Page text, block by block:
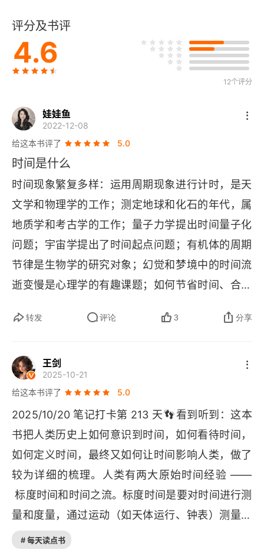
二、本源性的标度时间：“时”
三、对时间之流泰然任之
第三章 希腊传统：测度时间与循环时间观
一、淡薄的历史感
二、循环时间观
三、时间被消除或降格：爱利亚学派与柏拉图
四、时间是运动的数：亚里士多德
一、强烈的历史意识
二、线性时间观反对循环时间观
第五章 技术时代：测度时间与线性时间观
一、钟表：技术时代的象征
三、时间的暴政
第六章 近代科学与物理时间的测度化
一、运动的数学化与测度时间的数学化
二、牛顿绝对时间观的起源
评分及书评
4.6
12个评分
娃娃鱼
2022-12-08
给这本书评了
5.0
时间是什么
时间现象繁复多样：运用周期现象进行计时，是天
文学和物理学的工作；测定地球和化石的年代，属
地质学和考古学的工作；量子力学提出时间量子化
问题；宇宙学提出了时间起点问题；有机体的周期
节律是生物学的研究对象；幻觉和梦境中的时间流
逝变慢是心理学的有趣课题；如何节省时间、合理
协调对这些时间现象所进行的科学研究，提出了一
理论”。他认为，正像今天整个宇宙物质是由大爆炸
体，已有无方向的时间系列；4．生物时间
转发 评论 3 分享
王剑
2025-10-21
给这本书评了
5.0
2025/10/20 笔记打卡第 213 天👣看到听到：这本
书把人类历史上如何意识到时间，如何看待时间，
如何定义时间，最终又如何让时间影响人类，做了
较为详细的梳理。人类有两大原始时间经验 ——
标度时间和时间之流。标度时间是要对时间进行测
量和度量，通过运动（如天体运行、钟表）测量的
可量化时间，是科学与技术的基础（如牛顿绝对时
# 每天读点书